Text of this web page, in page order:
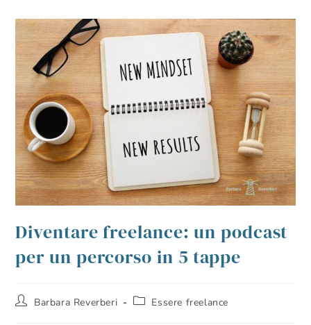
Diventare freelance: un podcast
per un percorso in 5 tappe
Barbara Reverberi Essere freelance